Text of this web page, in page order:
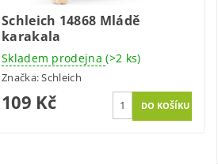
Schleich 14868 Mládě
karakala
Skladem prodejna(>2 ks)
Značka:Schleich
109 Kč